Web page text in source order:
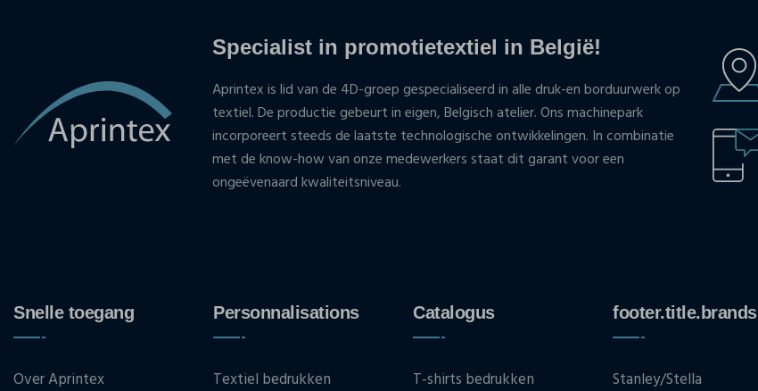
Specialist in promotietextiel in België!
Aprintex is lid van de 4D-groep gespecialiseerd in alle druk-en borduurwerk op
textiel. De productie gebeurt in eigen, Belgisch atelier. Ons machinepark
incorporeert steeds de laatste technologische ontwikkelingen. In combinatie
met de know-how van onze medewerkers staat dit garant voor een
ongeëvenaard kwaliteitsniveau.
Snelle toegang
Over Aprintex
Personnalisations
Textiel bedrukken
Catalogus
T-shirts bedrukken
footer.title.brands
Stanley/Stella